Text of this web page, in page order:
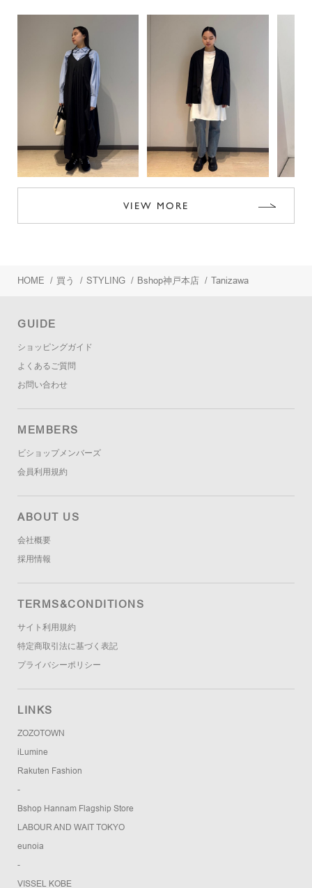
VIEW MORE
HOME / 買う / STYLING / Bshop神戸本店 / Tanizawa
GUIDE
ショッピングガイド
よくあるご質問
お問い合わせ
MEMBERS
ビショップメンバーズ
会員利用規約
ABOUT US
会社概要
採用情報
TERMS&CONDITIONS
サイト利用規約
特定商取引法に基づく表記
プライバシーポリシー
LINKS
ZOZOTOWN
iLumine
Rakuten Fashion
-
Bshop Hannam Flagship Store
LABOUR AND WAIT TOKYO
eunoia
-
VISSEL KOBE